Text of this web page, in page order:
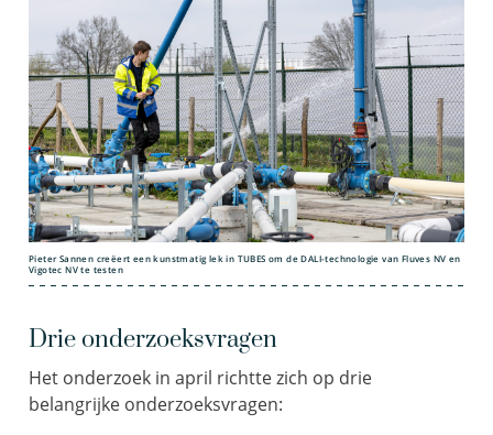
Pieter Sannen creëert een kunstmatig lek in TUBES om de DALI-technologie van Fluves NV en
Vigotec NV te testen
Drie onderzoeksvragen
Het onderzoek in april richtte zich op drie
belangrijke onderzoeksvragen: